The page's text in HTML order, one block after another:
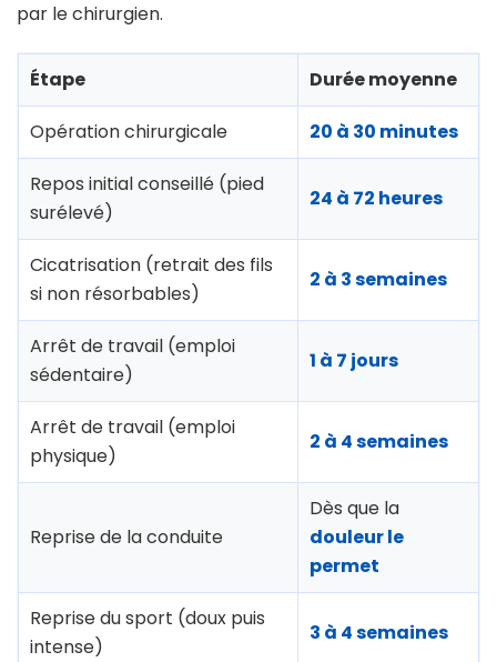
par le chirurgien.
Étape Durée moyenne
Opération chirurgicale 20 à 30 minutes
Repos initial conseillé (pied
surélevé)
24 à 72 heures
Cicatrisation (retrait des fils
si non résorbables)
2 à 3 semaines
Arrêt de travail (emploi
sédentaire)
1 à 7 jours
Arrêt de travail (emploi
physique)
2 à 4 semaines
Reprise de la conduite
Dès que la
douleur le
permet
Reprise du sport (doux puis
intense)
3 à 4 semaines